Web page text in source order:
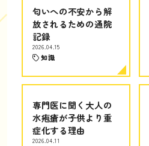
匂いへの不安から解
放されるための通院
記録
2026.04.15
知識
専門医に聞く大人の
水疱瘡が子供より重
症化する理由
2026.04.11